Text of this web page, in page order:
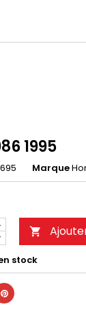
1995
Marque

stock